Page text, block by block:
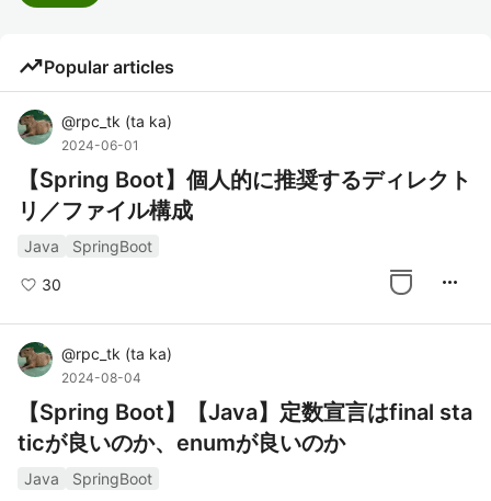
trending_upPopular articles
@rpc_tk (ta ka)
2024-06-01
【Spring Boot】個人的に推奨するディレクト
リ／ファイル構成
Java SpringBoot
30 more_horiz
@rpc_tk (ta ka)
2024-08-04
【Spring Boot】【Java】定数宣言はfinal sta
ticが良いのか、enumが良いのか
Java SpringBoot